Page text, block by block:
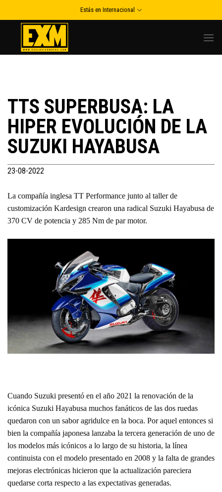
to
Estás en Internacional
TTS SUPERBUSA: LA
HIPER EVOLUCIÓN DE LA
SUZUKI HAYABUSA
23-08-2022
La compañía inglesa TT Performance junto al taller de
customización Kardesign crearon una radical Suzuki Hayabusa de
370 CV de potencia y 285 Nm de par motor.
Cuando Suzuki presentó en el año 2021 la renovación de la
icónica Suzuki Hayabusa muchos fanáticos de las dos ruedas
quedaron con un sabor agridulce en la boca. Por aquel entonces si
bien la compañía japonesa lanzaba la tercera generación de uno de
los modelos más icónicos a lo largo de su historia, la línea
continuista con el modelo presentado en 2008 y la falta de grandes
mejoras electrónicas hicieron que la actualización pareciera
quedarse corta respecto a las expectativas generadas.